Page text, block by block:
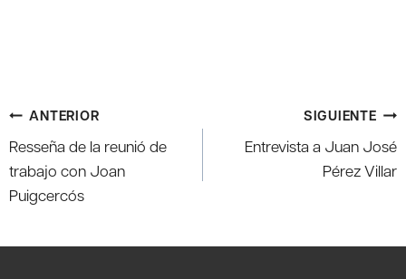
Navegación
de
entradas
ANTERIOR
Resseña de la reunió de
trabajo con Joan
Puigcercós
SIGUIENTE
Entrevista a Juan José
Pérez Villar